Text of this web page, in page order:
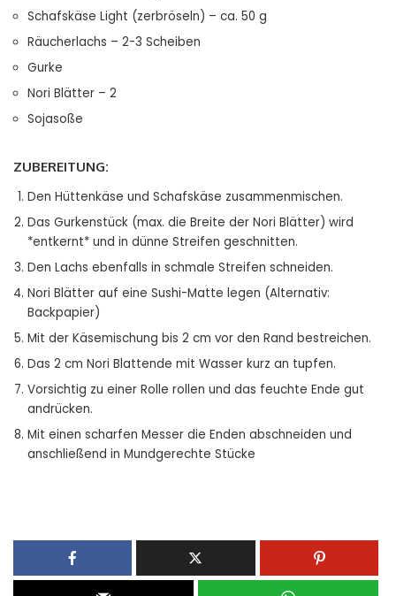
Schafskäse Light (zerbröseln) – ca. 50 g
Räucherlachs – 2-3 Scheiben
Gurke
Nori Blätter – 2
Sojasoße
ZUBEREITUNG:
Den Hüttenkäse und Schafskäse zusammenmischen.
Das Gurkenstück (max. die Breite der Nori Blätter) wird
*entkernt* und in dünne Streifen geschnitten.
Den Lachs ebenfalls in schmale Streifen schneiden.
Nori Blätter auf eine Sushi-Matte legen (Alternativ:
Backpapier)
Mit der Käsemischung bis 2 cm vor den Rand bestreichen.
Das 2 cm Nori Blattende mit Wasser kurz an tupfen.
Vorsichtig zu einer Rolle rollen und das feuchte Ende gut
andrücken.
Mit einen scharfen Messer die Enden abschneiden und
anschließend in Mundgerechte Stücke